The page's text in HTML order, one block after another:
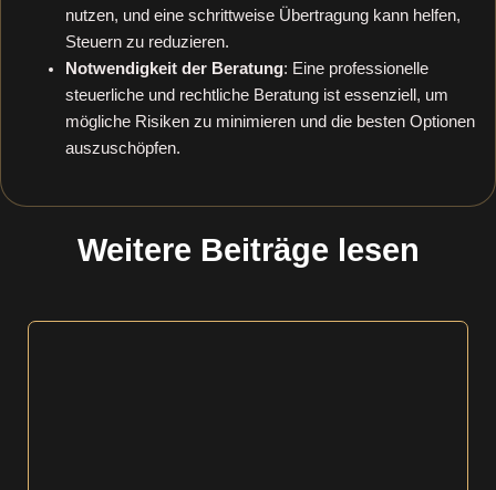
nutzen, und eine schrittweise Übertragung kann helfen,
Steuern zu reduzieren.
Notwendigkeit der Beratung: Eine professionelle
steuerliche und rechtliche Beratung ist essenziell, um
mögliche Risiken zu minimieren und die besten Optionen
auszuschöpfen.
Weitere Beiträge lesen